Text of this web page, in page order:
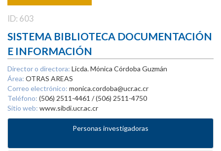
ID: 603
SISTEMA BIBLIOTECA DOCUMENTACIÓN
E INFORMACIÓN
Director o directora: Licda. Mónica Córdoba Guzmán
Área: OTRAS AREAS
Correo electrónico: monica.cordoba@ucr.ac.cr
Teléfono: (506) 2511-4461 / (506) 2511-4750
Sitio web: www.sibdi.ucr.ac.cr
Personas investigadoras